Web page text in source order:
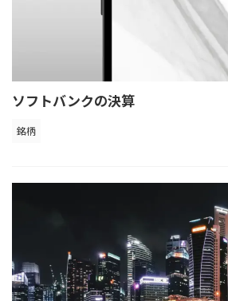
ソフトバンクの決算
銘柄